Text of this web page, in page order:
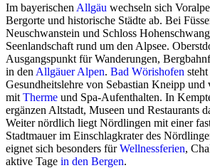
Im bayerischen Allgäu wechseln sich
Bergorte und historische Städte ab. Bei
Neuschwanstein und Schloss
Seenlandschaft rund um den Alpsee.
Ausgangspunkt für Wanderungen,
in den Allgäuer Alpen. Bad Wörishofen
Gesundheitslehre von Sebastian Kneipp
mit Therme und Spa-Aufenthalten. In
ergänzen Altstadt, Museen und Restaurants
Weiter nördlich liegt Nördlingen mit einer
Stadtmauer im Einschlagkrater des
eignet sich besonders fürWellnessferien,
aktive Tage in den Bergen.